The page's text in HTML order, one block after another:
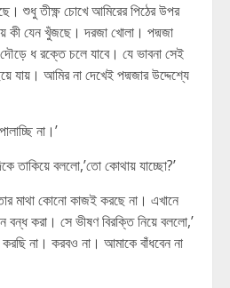
শুধু তীক্ষ্ণ চোখে আমিরের পিঠের উপর
কী যেন খুঁজছে। দরজা খোলা। পদ্মজা
ধ রক্তে চলে যাবে। যে ভাবনা সেই
যায়। আমির না দেখেই পদ্মজার উদ্দেশ্যে
না।’
তাকিয়ে বললো,’তো কোথায় যাচ্ছো?’
মাথা কোনো কাজই করছে না। এখানে
করা। সে ভীষণ বিরক্তি নিয়ে বললো,’
না। করবও না। আমাকে বাঁধবেন না